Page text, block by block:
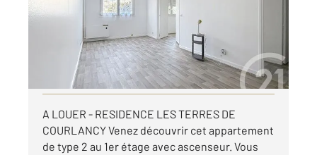
Appartement T2 à louer
780 €
par mois charges comprises
Visiter le site dédié
A LOUER - RESIDENCE LES TERRES DE
COURLANCY Venez découvrir cet appartement
de type 2 au 1er étage avec ascenseur. Vous